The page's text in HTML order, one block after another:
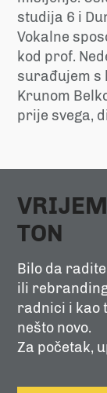
studija 6 i
Vokalne
kod prof.
surađujem s
Krunom
prije svega,
TON
Bilo da
ili
radnici i kao
nešto novo.
Za početak,